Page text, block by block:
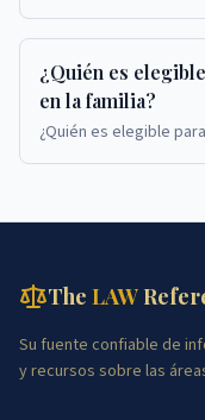
¿Quién es
en la familia?
¿Quién es elegible
The LAW
Su fuente confiable de
y recursos sobre las